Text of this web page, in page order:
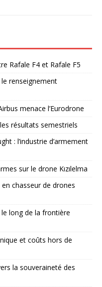
Rafale F4 et Rafale F5
renseignement
menace l’Eurodrone
résultats semestriels
: l’industrie d’armement
sur le drone Kızılelma
chasseur de drones
long de la frontière
et coûts hors de
la souveraineté des